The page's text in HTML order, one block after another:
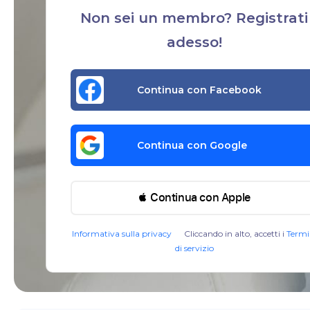
Non sei un membro? Registrati
adesso!
Continua con Facebook
Continua con Google
 Continua con Apple
Informativa sulla privacyCliccando in alto, accetti i
di servizio